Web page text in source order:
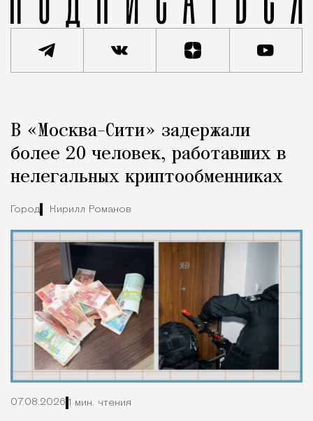
Город
В «Москва-Сити» задержали
более 20 человек, работавших в
нелегальных криптообменниках
Город Кирилл Романов
07.08.2026 1 мин. чтения